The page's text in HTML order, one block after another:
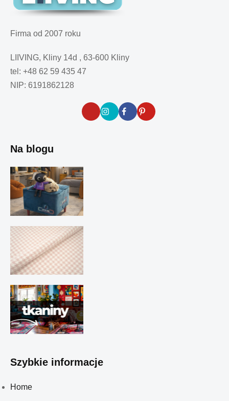
Firma od 2007 roku
LIIVING, Kliny 14d , 63-600 Kliny
tel: +48 62 59 435 47
NIP: 6191862128
Na blogu
Szybkie informacje
Home